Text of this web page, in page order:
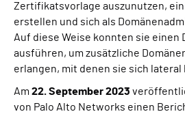
Zertifikatsvorlage auszunutzen,
erstellen und sich als
Auf diese Weise konnten sie einen
ausführen, um zusätzliche
erlangen, mit denen sie sich
Am 22. September 2023
von Palo Alto Networks einen